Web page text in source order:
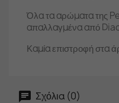
Όλα τα αρώματα της
απαλλαγμένα από
Καμία επιστροφή στα
Σχόλια (0)